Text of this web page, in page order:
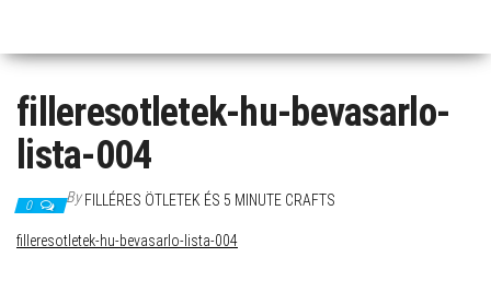
filleresotletek-hu-bevasarlo-
lista-004
0 By FILLÉRES ÖTLETEK ÉS 5 MINUTE CRAFTS
filleresotletek-hu-bevasarlo-lista-004